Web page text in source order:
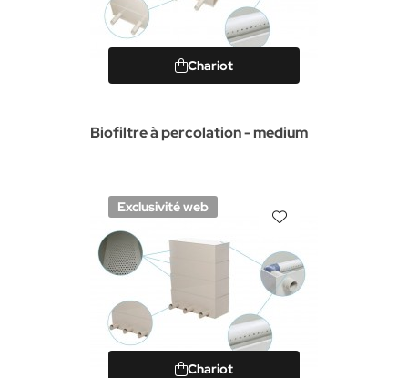
Chariot
Biofiltre à percolation - medium
Exclusivité web
Chariot